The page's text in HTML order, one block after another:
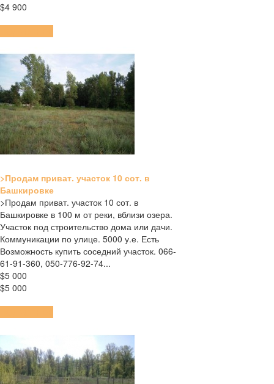
$4 900
>Продам приват. участок 10 сот. в
Башкировке
>Продам приват. участок 10 сот. в
Башкировке в 100 м от реки, вблизи озера.
Участок под строительство дома или дачи.
Коммуникации по улице. 5000 у.е. Есть
Возможность купить соседний участок. 066-
61-91-360, 050-776-92-74...
$5 000
$5 000